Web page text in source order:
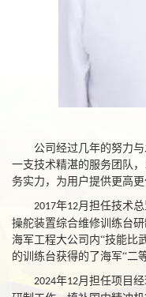
公司经过几年的努力
一支技术精湛的服务团队
务实力，为用户提供更高更
2017年12月担任技术
操舵装置综合维修训练台
海军工程大公司内“技能比
的训练台获得的了海军“二
2024年12月担任项目